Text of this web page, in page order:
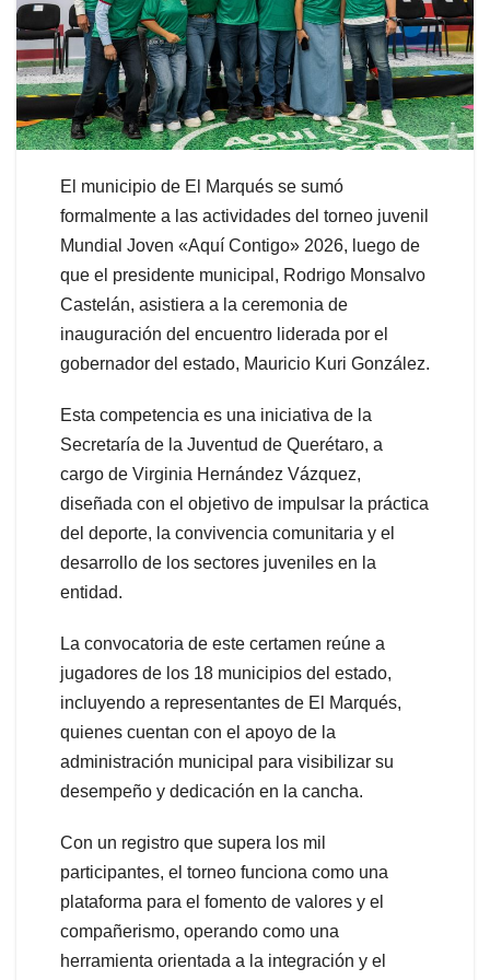
El municipio de El Marqués se sumó
formalmente a las actividades del torneo juvenil
Mundial Joven «Aquí Contigo» 2026, luego de
que el presidente municipal, Rodrigo Monsalvo
Castelán, asistiera a la ceremonia de
inauguración del encuentro liderada por el
gobernador del estado, Mauricio Kuri González.
Esta competencia es una iniciativa de la
Secretaría de la Juventud de Querétaro, a
cargo de Virginia Hernández Vázquez,
diseñada con el objetivo de impulsar la práctica
del deporte, la convivencia comunitaria y el
desarrollo de los sectores juveniles en la
entidad.
La convocatoria de este certamen reúne a
jugadores de los 18 municipios del estado,
incluyendo a representantes de El Marqués,
quienes cuentan con el apoyo de la
administración municipal para visibilizar su
desempeño y dedicación en la cancha.
Con un registro que supera los mil
participantes, el torneo funciona como una
plataforma para el fomento de valores y el
compañerismo, operando como una
herramienta orientada a la integración y el